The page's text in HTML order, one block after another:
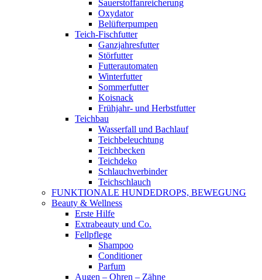
Sauerstoffanreicherung
Oxydator
Belüfterpumpen
Teich-Fischfutter
Ganzjahresfutter
Störfutter
Futterautomaten
Winterfutter
Sommerfutter
Koisnack
Frühjahr- und Herbstfutter
Teichbau
Wasserfall und Bachlauf
Teichbeleuchtung
Teichbecken
Teichdeko
Schlauchverbinder
Teichschlauch
FUNKTIONALE HUNDEDROPS, BEWEGUNG
Beauty & Wellness
Erste Hilfe
Extrabeauty und Co.
Fellpflege
Shampoo
Conditioner
Parfum
Augen – Ohren – Zähne